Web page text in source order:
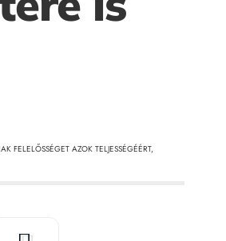
AZOK TELJESSÉGÉÉRT,